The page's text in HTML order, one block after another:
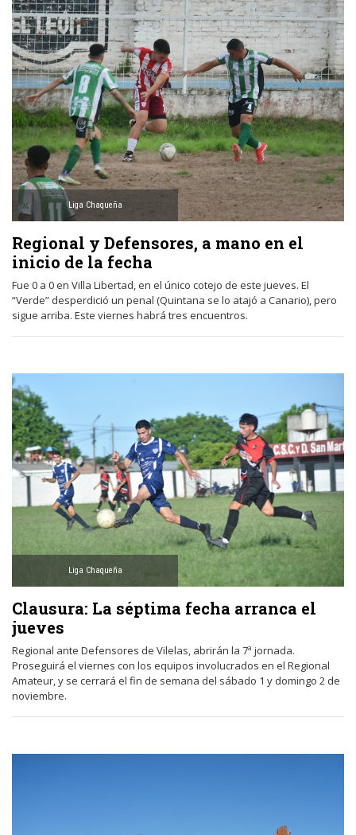
Liga Chaqueña
Regional y Defensores, a mano en el
inicio de la fecha
Fue 0 a 0 en Villa Libertad, en el único cotejo de este jueves. El
“Verde” desperdició un penal (Quintana se lo atajó a Canario), pero
sigue arriba. Este viernes habrá tres encuentros.
Liga Chaqueña
Clausura: La séptima fecha arranca el
jueves
Regional ante Defensores de Vilelas, abrirán la 7ª jornada.
Proseguirá el viernes con los equipos involucrados en el Regional
Amateur, y se cerrará el fin de semana del sábado 1 y domingo 2 de
noviembre.